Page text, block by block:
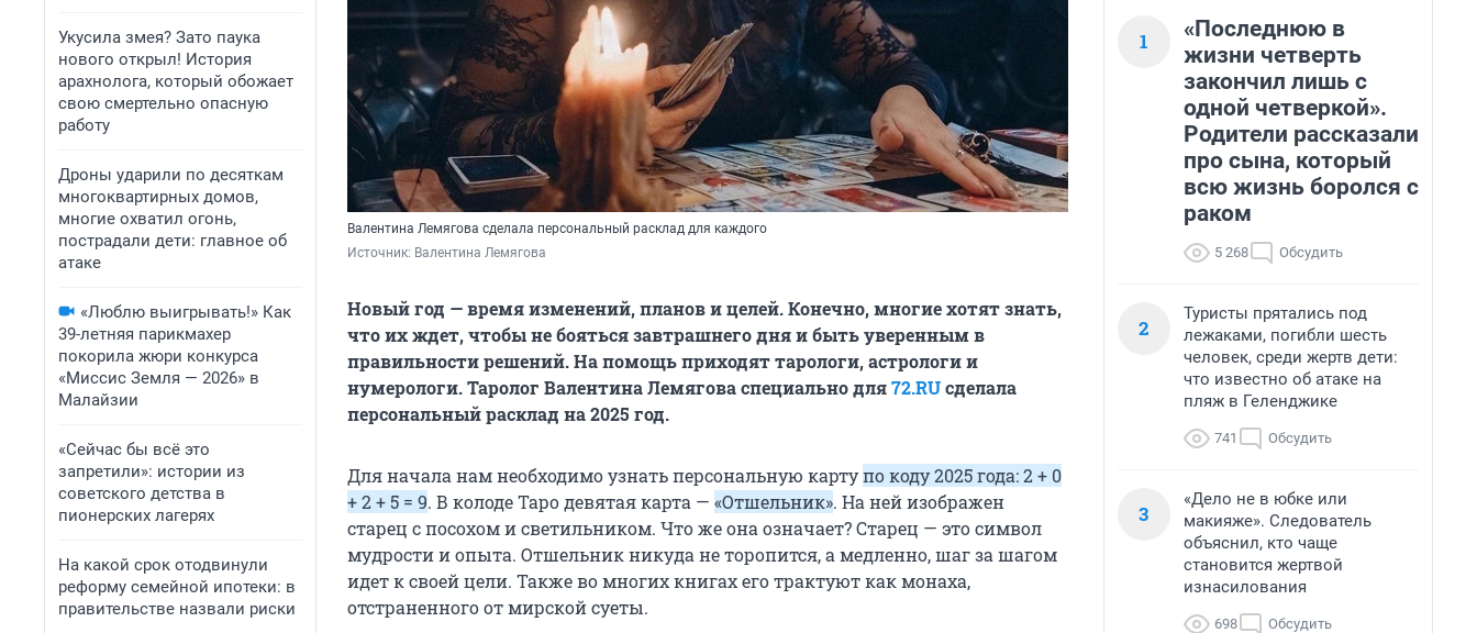
Укусила змея? Зато паука
нового открыл! История
арахнолога, который обожает
свою смертельно опасную
работу
Дроны ударили по десяткам
многоквартирных домов,
многие охватил огонь,
пострадали дети: главное об
атаке
«Люблю выигрывать!» Как
39-летняя парикмахер
покорила жюри конкурса
«Миссис Земля — 2026» в
Малайзии
«Сейчас бы всё это
запретили»: истории из
советского детства в
пионерских лагерях
На какой срок отодвинули
реформу семейной ипотеки: в
правительстве назвали риски
Валентина Лемягова сделала персональный расклад для каждого
Источник: Валентина Лемягова
Новый год — время изменений, планов и целей. Конечно, многие хотят знать,
что их ждет, чтобы не бояться завтрашнего дня и быть уверенным в
правильности решений. На помощь приходят тарологи, астрологи и
нумерологи. Таролог Валентина Лемягова специально для72.RUсделала
персональный расклад на 2025 год.
Для начала нам необходимо узнать персональную картупо коду 2025 года: 2 + 0
+ 2 + 5 = 9. В колоде Таро девятая карта — «Отшельник». На ней изображен
старец с посохом и светильником. Что же она означает? Старец — это символ
мудрости и опыта. Отшельник никуда не торопится, а медленно, шаг за шагом
идет к своей цели. Также во многих книгах его трактуют как монаха,
отстраненного от мирской суеты.
1
«Последнюю в
жизни четверть
закончил лишь с
одной четверкой».
Родители рассказали
про сына, который
всю жизнь боролся с
раком
5 268 Обсудить
2
Туристы прятались под
лежаками, погибли шесть
человек, среди жертв дети:
что известно об атаке на
пляж в Геленджике
741 Обсудить
3
«Дело не в юбке или
макияже». Следователь
объяснил, кто чаще
становится жертвой
изнасилования
698 Обсудить